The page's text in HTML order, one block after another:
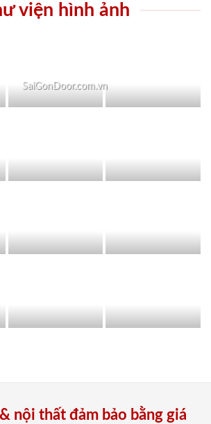
viện hình ảnh
SaiGonDoor.com.vn
nội thất đảm bảo bằng giá